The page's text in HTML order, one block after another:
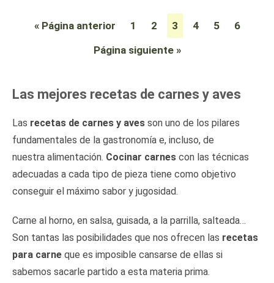
« Página anterior 1 2 3 4 5
6
Página siguiente »
Las mejores recetas de carnes y aves
Las recetas de carnes y aves son uno de los pilares
fundamentales de la gastronomía e, incluso, de
nuestra alimentación. Cocinar carnes con las técnicas
adecuadas a cada tipo de pieza tiene como objetivo
conseguir el máximo sabor y jugosidad.
Carne al horno, en salsa, guisada, a la parrilla, salteada…
Son tantas las posibilidades que nos ofrecen las recetas
para carne que es imposible cansarse de ellas si
sabemos sacarle partido a esta materia prima.